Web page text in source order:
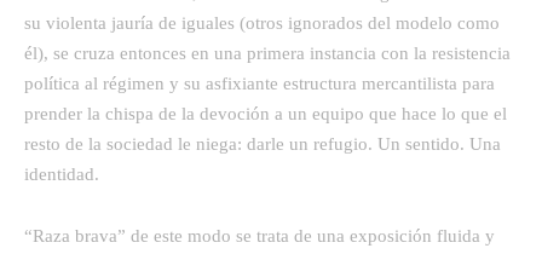
su violenta jauría de iguales (otros ignorados del modelo como
él), se cruza entonces en una primera instancia con la resistencia
política al régimen y su asfixiante estructura mercantilista para
prender la chispa de la devoción a un equipo que hace lo que el
resto de la sociedad le niega: darle un refugio. Un sentido. Una
identidad.
“Raza brava” de este modo se trata de una exposición fluida y